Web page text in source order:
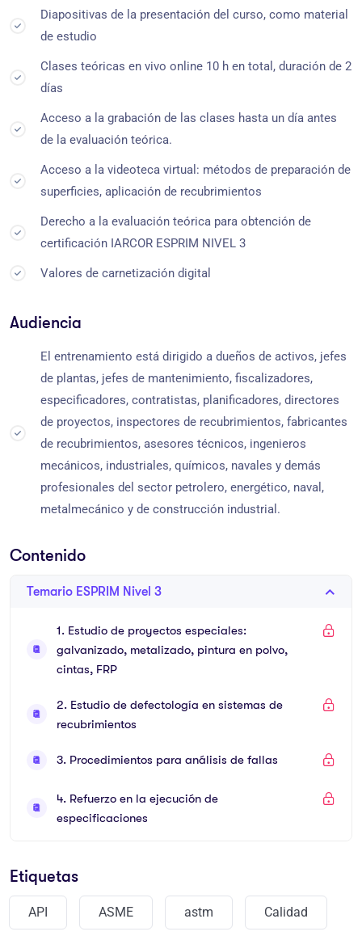
Diapositivas de la presentación del curso, como material
de estudio
Clases teóricas en vivo online 10 h en total, duración de 2
días
Acceso a la grabación de las clases hasta un día antes
de la evaluación teórica.
Acceso a la videoteca virtual: métodos de preparación de
superficies, aplicación de recubrimientos
Derecho a la evaluación teórica para obtención de
certificación IARCOR ESPRIM NIVEL 3
Valores de carnetización digital
Audiencia
El entrenamiento está dirigido a dueños de activos, jefes
de plantas, jefes de mantenimiento, fiscalizadores,
especificadores, contratistas, planificadores, directores
de proyectos, inspectores de recubrimientos, fabricantes
de recubrimientos, asesores técnicos, ingenieros
mecánicos, industriales, químicos, navales y demás
profesionales del sector petrolero, energético, naval,
metalmecánico y de construcción industrial.
Contenido
Temario ESPRIM Nivel 3
1. Estudio de proyectos especiales:
galvanizado, metalizado, pintura en polvo,
cintas, FRP
2. Estudio de defectología en sistemas de
recubrimientos
3. Procedimientos para análisis de fallas
4. Refuerzo en la ejecución de
especificaciones
Etiquetas
API ASME astm Calidad